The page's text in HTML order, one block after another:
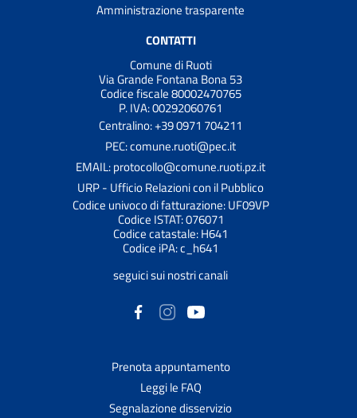
Amministrazione trasparente
CONTATTI
Comune di Ruoti
Via Grande Fontana Bona 53
Codice fiscale 80002470765
P. IVA: 00292060761
Centralino: +39 0971 704211
PEC: comune.ruoti@pec.it
EMAIL: protocollo@comune.ruoti.pz.it
URP - Ufficio Relazioni con il Pubblico
Codice univoco di fatturazione: UF09VP
Codice ISTAT: 076071
Codice catastale: H641
Codice iPA: c_h641
seguici sui nostri canali
Prenota appuntamento
Leggi le FAQ
Segnalazione disservizio